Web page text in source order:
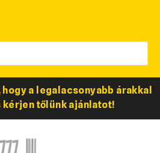
hogy a legalacsonyabb árakkal
kérjen tőlünk ajánlatot!